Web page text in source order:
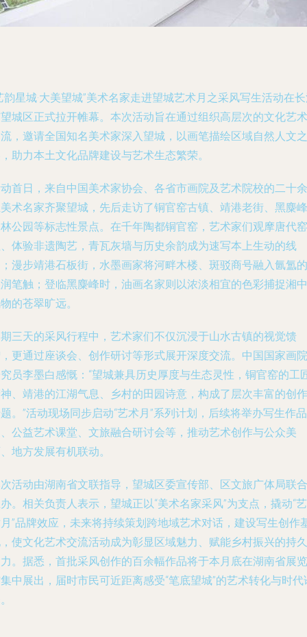
韵星城·大美望城”美术名家走进望城艺术月之采风写生活动在
城区正式拉开帷幕。本次活动旨在通过组织高层次的文化艺术
，邀请全国知名美术家深入望城，以画笔描绘区域自然人文之
助力本土文化品牌建设与艺术生态繁荣。
首日，来自中国美术家协会、各省市画院及艺术院校的二十余
术名家齐聚望城，先后走访了铜官窑古镇、靖港老街、黑麋峰
公园等标志性景点。在千年陶都铜官窑，艺术家们观摩唐代窑
体验非遗陶艺，青瓦灰墙与历史余韵成为速写本上生动的线
漫步靖港石板街，水墨画家将河畔木楼、斑驳商号融入氤氲的
笔触；登临黑麋峰时，油画名家则以浓淡相宜的色彩捕捉湘中
的苍翠旷远。
三天的采风行程中，艺术家们不仅沉浸于山水古镇的视觉馈
更通过座谈会、创作研讨等形式展开深度交流。中国国家画院
员李墨白感慨：“望城兼具历史厚度与生态灵性，铜官窑的工
、靖港的江湖气息、乡村的田园诗意，构成了层次丰富的创作
。”活动现场同步启动“艺术月”系列计划，后续将举办写生作品
公益艺术课堂、文旅融合研讨会等，推动艺术创作与公众美
地方发展有机联动。
活动由湖南省文联指导，望城区委宣传部、区文旅广体局联合
。相关负责人表示，望城正以“美术名家采风”为支点，撬动“艺
”品牌效应，未来将持续策划跨地域艺术对话，建设写生创作
使文化艺术交流活动成为彰显区域魅力、赋能乡村振兴的持久
。据悉，首批采风创作的百余幅作品将于本月底在湖南省展览
中展出，届时市民可近距离感受“笔底望城”的艺术转化与时代